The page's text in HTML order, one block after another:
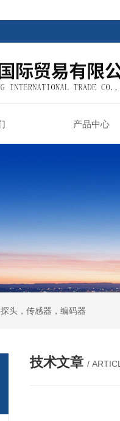
产品中心
头，传感器，编码器
技术文章 /